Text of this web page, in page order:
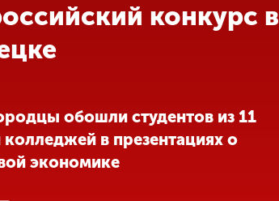
конкурс в
обошли студентов из 11
колледжей в презентациях о
экономике